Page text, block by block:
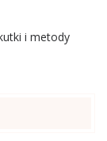
i metody